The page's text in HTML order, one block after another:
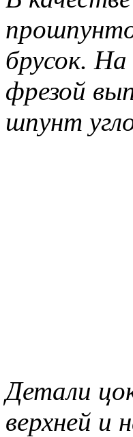
брусок.
фрезой
шпунт
Детали
верхней и